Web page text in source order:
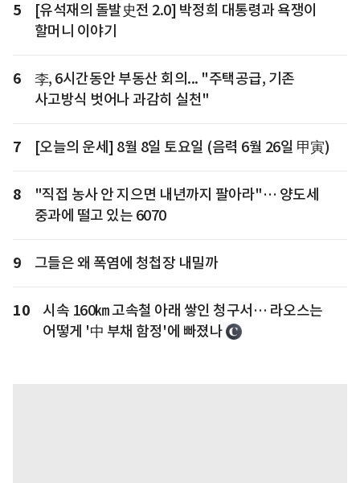
5
[유석재의 돌발史전 2.0] 박정희 대통령과 욕쟁이
할머니 이야기
6
李, 6시간동안 부동산 회의... "주택공급, 기존
사고방식 벗어나 과감히 실천"
7 [오늘의 운세] 8월 8일 토요일 (음력 6월 26일 甲寅)
8
"직접 농사 안 지으면 내년까지 팔아라"… 양도세
중과에 떨고 있는 6070
9 그들은 왜 폭염에 청첩장 내밀까
10
시속 160㎞ 고속철 아래 쌓인 청구서… 라오스는
어떻게 '中 부채 함정'에 빠졌나